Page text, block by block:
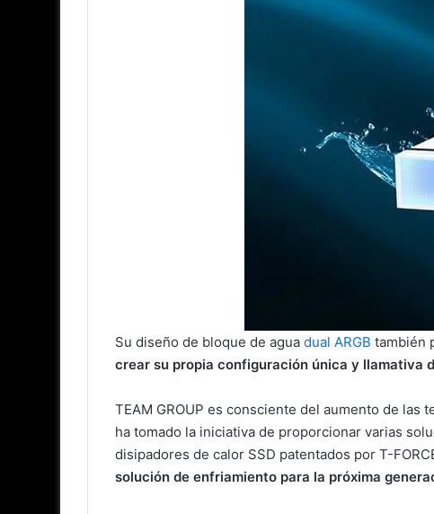
Su diseño de bloque de agua dual ARGB también
crear su propia configuración única y llamativa
TEAM GROUP es consciente del aumento de
ha tomado la iniciativa de proporcionar varias
disipadores de calor SSD patentados por T-
solución de enfriamiento para la próxima